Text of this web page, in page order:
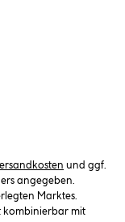
und ggf.
angegeben.
Marktes.
kombinierbar mit